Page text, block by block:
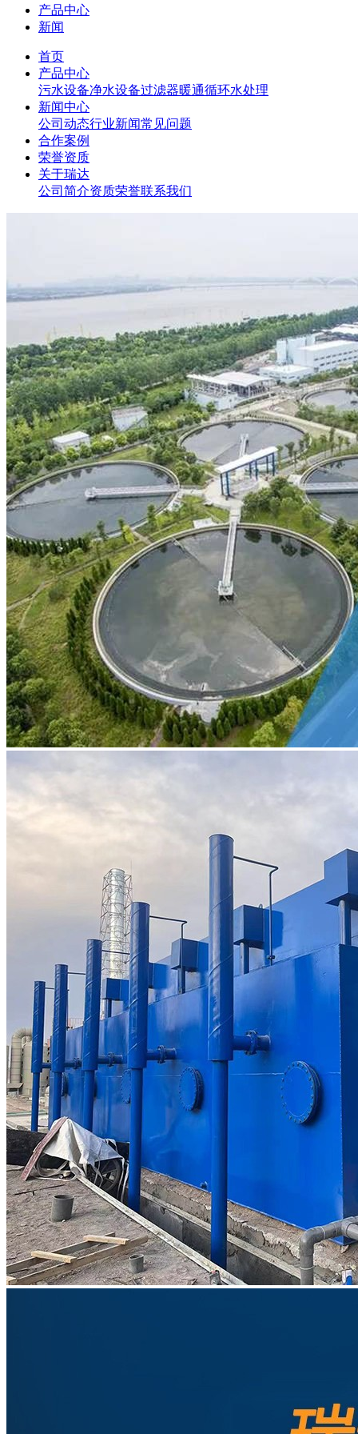
产品中心
新闻
首页
产品中心
污水设备净水设备过滤器暖通循环水处理
新闻中心
公司动态行业新闻常见问题
合作案例
荣誉资质
关于瑞达
公司简介资质荣誉联系我们